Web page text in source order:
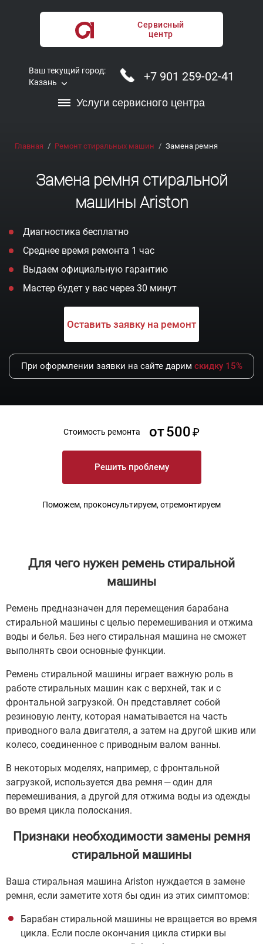
Сервисный
центр
Ваш текущий город:
Казань
+7 901 259-02-41
Услуги сервисного центра
Главная Ремонт стиральных машин Замена ремня
Замена ремня стиральной
машины Ariston
Диагностика бесплатно
Среднее время ремонта 1 час
Выдаем официальную гарантию
Мастер будет у вас через 30 минут
Оставить заявку на ремонт
При оформлении заявки на сайте дарим скидку 15%
Стоимость ремонта от500
Решить проблему
Поможем, проконсультируем, отремонтируем
Для чего нужен ремень стиральной
машины
Ремень предназначен для перемещения барабана
стиральной машины с целью перемешивания и отжима
воды и белья. Без него стиральная машина не сможет
выполнять свои основные функции.
Ремень стиральной машины играет важную роль в
работе стиральных машин как с верхней, так и с
фронтальной загрузкой. Он представляет собой
резиновую ленту, которая наматывается на часть
приводного вала двигателя, а затем на другой шкив или
колесо, соединенное с приводным валом ванны.
В некоторых моделях, например, с фронтальной
загрузкой, используется два ремня — один для
перемешивания, а другой для отжима воды из одежды
во время цикла полоскания.
Признаки необходимости замены ремня
стиральной машины
Ваша стиральная машина Ariston нуждается в замене
ремня, если заметите хотя бы один из этих симптомов:
Барабан стиральной машины не вращается во время
цикла. Если после окончания цикла стирки вы